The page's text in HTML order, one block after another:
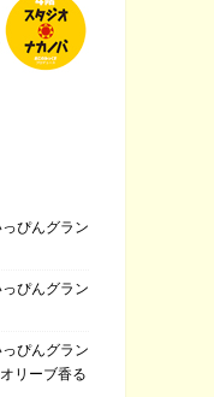
ぴんグラン
ぴんグラン
ぴんグラン
リーブ香る